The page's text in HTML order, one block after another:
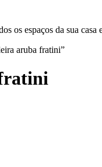
os espaços da sua
aruba fratini”